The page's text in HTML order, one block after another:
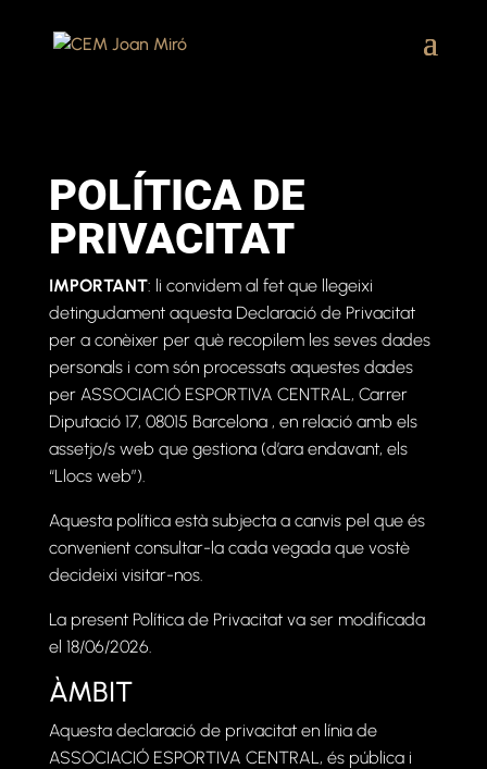
POLÍTICA DE
PRIVACITAT
IMPORTANT: li convidem al fet que llegeixi
detingudament aquesta Declaració de Privacitat
per a conèixer per què recopilem les seves dades
personals i com són processats aquestes dades
per ASSOCIACIÓ ESPORTIVA CENTRAL, Carrer
Diputació 17, 08015 Barcelona , en relació amb els
assetjo/s web que gestiona (d’ara endavant, els
“Llocs web”).
Aquesta política està subjecta a canvis pel que és
convenient consultar-la cada vegada que vostè
decideixi visitar-nos.
La present Política de Privacitat va ser modificada
el 18/06/2026.
ÀMBIT
Aquesta declaració de privacitat en línia de
ASSOCIACIÓ ESPORTIVA CENTRAL, és pública i